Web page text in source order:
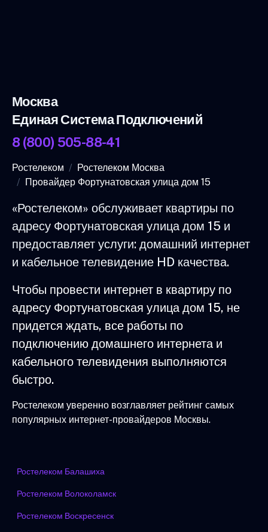
Москва
Единая Система Подключений
8 (800) 505-88-41
Ростелеком
Ростелеком Москва
Провайдер Фортунатовская улица дом 15
«Ростелеком» обслуживает квартиры по
адресу Фортунатовская улица дом 15 и
предоставляет услуги: домашний интернет
и кабельное телевидение HD качества.
Чтобы провести интернет в квартиру по
адресу Фортунатовская улица дом 15, не
придется ждать, все работы по
подключению домашнего интернета и
кабельного телевидения выполняются
быстро.
Ростелеком уверенно возглавляет рейтинг самых
популярных интернет-провайдеров Москвы.
Ростелеком Балашиха
Ростелеком Волоколамск
Ростелеком Воскресенск